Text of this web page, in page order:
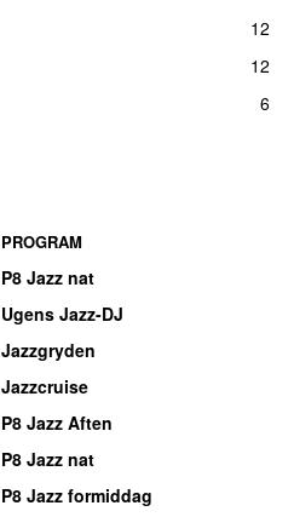
12
12
6
PROGRAM
P8 Jazz nat
Ugens Jazz-DJ
Jazzgryden
Jazzcruise
P8 Jazz Aften
P8 Jazz nat
P8 Jazz formiddag